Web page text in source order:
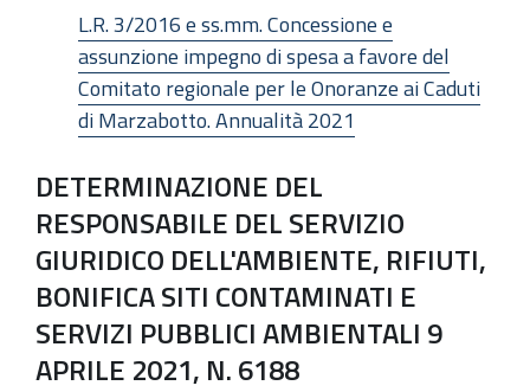
L.R. 3/2016 e ss.mm. Concessione e
assunzione impegno di spesa a favore del
Comitato regionale per le Onoranze ai Caduti
di Marzabotto. Annualità 2021
DETERMINAZIONE DEL
RESPONSABILE DEL SERVIZIO
GIURIDICO DELL'AMBIENTE, RIFIUTI,
BONIFICA SITI CONTAMINATI E
SERVIZI PUBBLICI AMBIENTALI 9
APRILE 2021, N. 6188